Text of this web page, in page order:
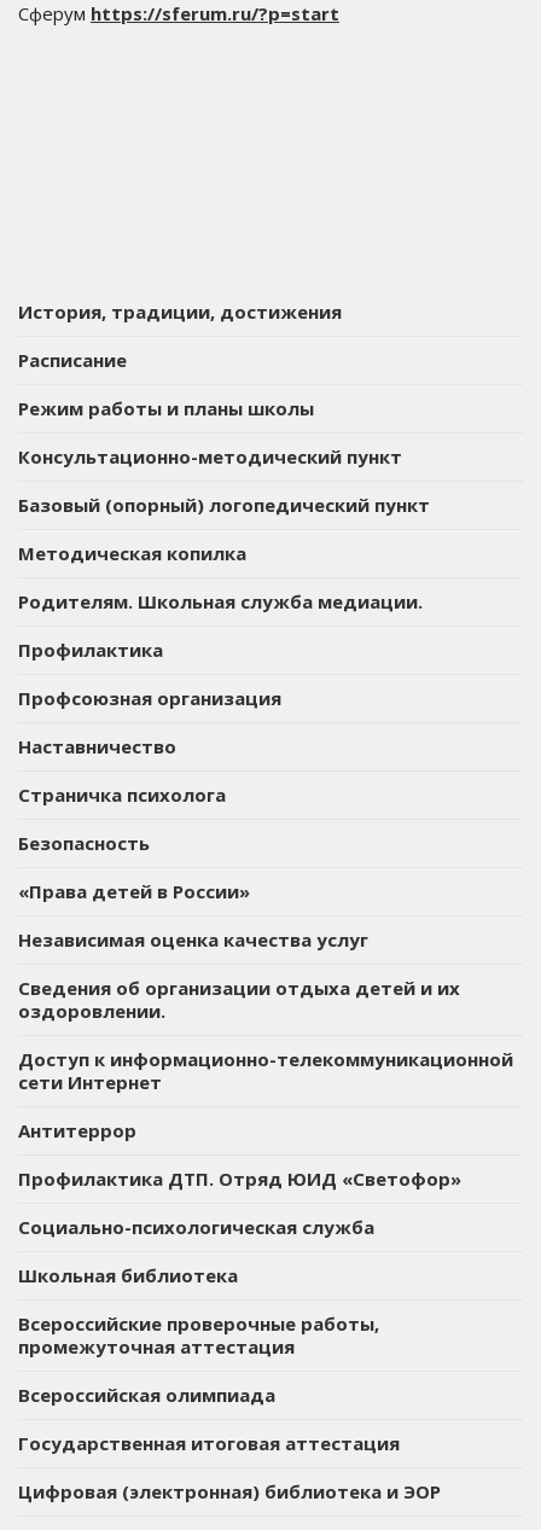
Сферум https://sferum.ru/?p=start
История, традиции, достижения
Расписание
Режим работы и планы школы
Консультационно-методический пункт
Базовый (опорный) логопедический пункт
Методическая копилка
Родителям. Школьная служба медиации.
Профилактика
Профсоюзная организация
Наставничество
Страничка психолога
Безопасность
«Права детей в России»
Независимая оценка качества услуг
Сведения об организации отдыха детей и их
оздоровлении.
Доступ к информационно-телекоммуникационной
сети Интернет
Антитеррор
Профилактика ДТП. Отряд ЮИД «Светофор»
Социально-психологическая служба
Школьная библиотека
Всероссийские проверочные работы,
промежуточная аттестация
Всероссийская олимпиада
Государственная итоговая аттестация
Цифровая (электронная) библиотека и ЭОР